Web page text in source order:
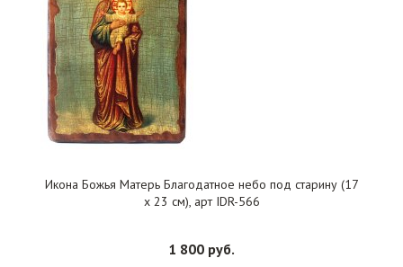
Икона Божья Матерь Благодатное небо под старину (17
х 23 см), арт IDR-566
1 800 руб.